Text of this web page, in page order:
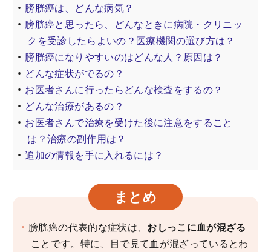
膀胱癌は、どんな病気？
膀胱癌と思ったら、どんなときに病院・クリニッ
クを受診したらよいの？医療機関の選び方は？
膀胱癌になりやすいのはどんな人？原因は？
どんな症状がでるの？
お医者さんに行ったらどんな検査をするの？
どんな治療があるの？
お医者さんで治療を受けた後に注意をすること
は？治療の副作用は？
追加の情報を手に入れるには？
まとめ
膀胱癌の代表的な症状は、 おしっこに血が混ざる
ことです。特に、目で見て血が混ざっているとわ